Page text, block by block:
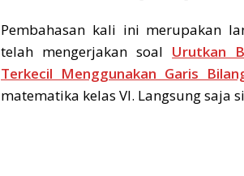
Pembahasan kali ini merupakan
telah mengerjakan soal Urutkan
Terkecil Menggunakan Garis
matematika kelas VI. Langsung saja